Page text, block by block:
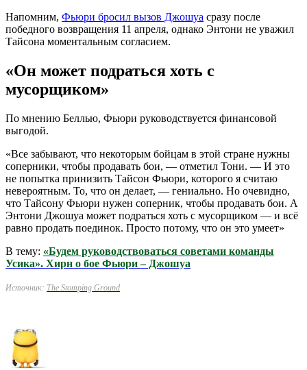
Напомним, Фьюри бросил вызов Джошуа сразу после
победного возвращения 11 апреля, однако Энтони не уважил
Тайсона моментальным согласием.
«Он может подраться хоть с
мусорщиком»
По мнению Беллью, Фьюри руководствуется финансовой
выгодой.
«Все забывают, что некоторым бойцам в этой стране нужны
соперники, чтобы продавать бои, — отметил Тони. — И это
не попытка принизить Тайсон Фьюри, которого я считаю
невероятным. То, что он делает, — гениально. Но очевидно,
что Тайсону Фьюри нужен соперник, чтобы продавать бои. А
Энтони Джошуа может подраться хоть с мусорщиком — и всё
равно продать поединок. Просто потому, что он это умеет»
В тему: «Будем руководствоваться советами команды
Усика». Хирн о бое Фьюри – Джошуа
Источник: The Stomping Ground